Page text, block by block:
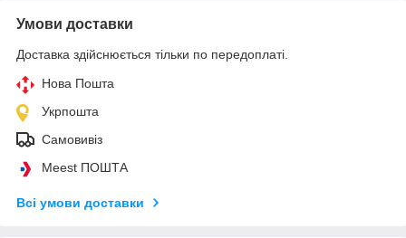
Умови доставки
Доставка здійснюється тільки по передоплаті.
Нова Пошта
Укрпошта
Самовивіз
Meest ПОШТА
Всі умови доставки